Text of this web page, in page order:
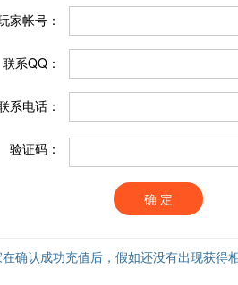
家帐号：
联系QQ：
系电话：
验证码：
确 定
确认成功充值后，假如还没有出现获